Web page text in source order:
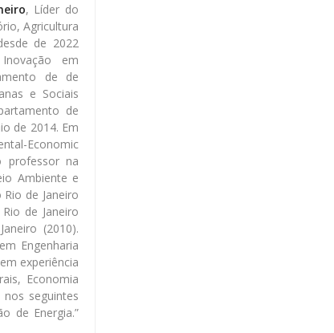
, Líder do
Agricultura
de 2022
em
de de
e Sociais
de
de 2014. Em
Economic
professor na
Ambiente e
de Janeiro
de Janeiro
(2010).
Engenharia
experiência
Economia
seguintes
de Energia.”